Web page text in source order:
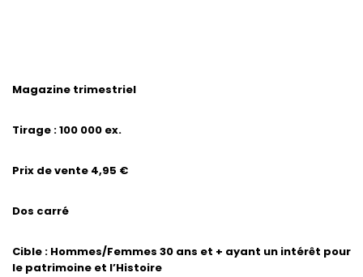
Magazine trimestriel
Tirage : 100 000 ex.
Prix de vente 4,95 €
Dos carré
Cible : Hommes/Femmes 30 ans et + ayant un intérêt pour
le patrimoine et l’Histoire